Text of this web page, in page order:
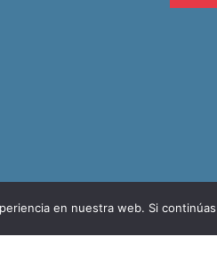
en nuestra web. Si